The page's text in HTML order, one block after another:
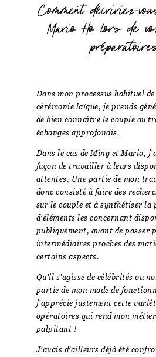
Comment décririez-
Mario Ho lors de
Dans mon processus habituel
cérémonie laïque, je prends
de bien connaître le couple au
échanges approfondis.
Dans le cas de Ming et Mario,
façon de travailler à leurs
attentes. Une partie de mon
donc consisté à faire des
sur le couple et à synthétiser la
d’éléments les concernant
publiquement, avant de passer
intermédiaires proches des
certains aspects.
Qu’il s’agisse de célébrités ou
partie de mon mode de
j’apprécie justement cette
opératoires qui rend mon
palpitant !
J’avais d’ailleurs déjà été